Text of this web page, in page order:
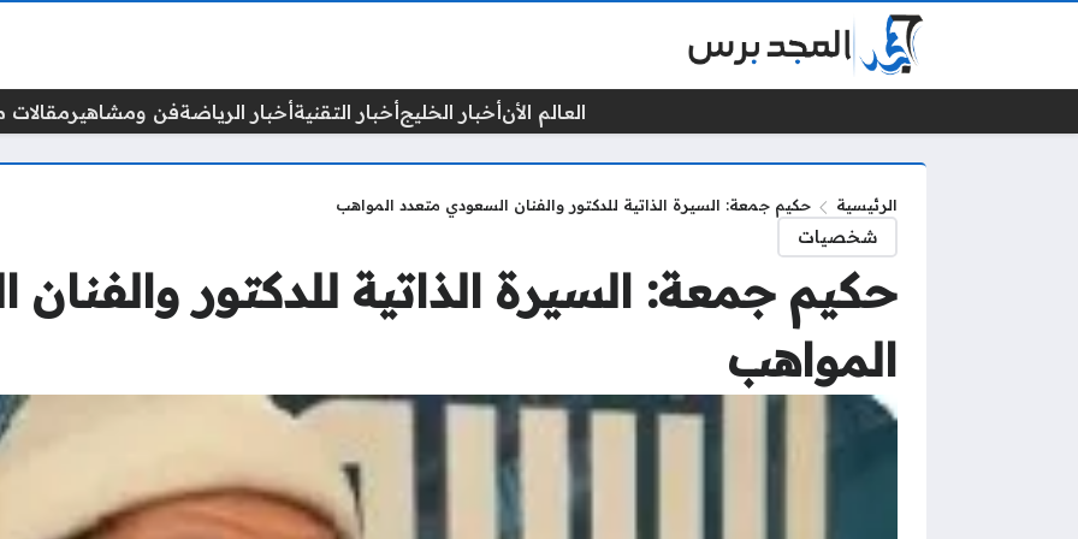
العالم الأنأخبار الخليجأخبار التقنيةأخبار الرياضةفن ومشاهيرمقالات
الرئيسية حكيم جمعة: السيرة الذاتية للدكتور والفنان السعودي متعدد المواهب
شخصيات
حكيم جمعة: السيرة الذاتية للدكتور
المواهب